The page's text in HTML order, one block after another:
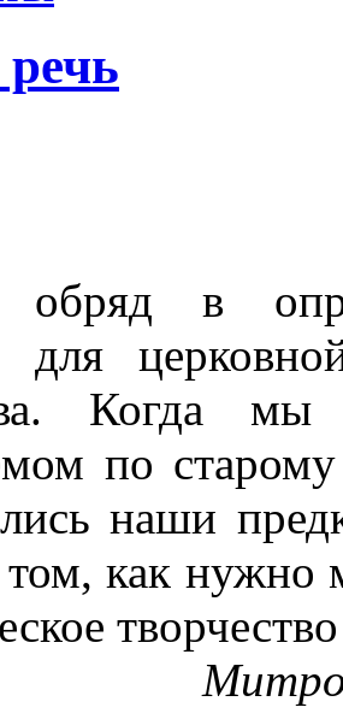
обряд в
для
Когда мы
по
наши
как нужно